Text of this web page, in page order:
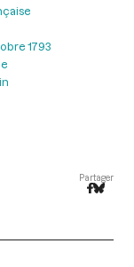
1793
Partager